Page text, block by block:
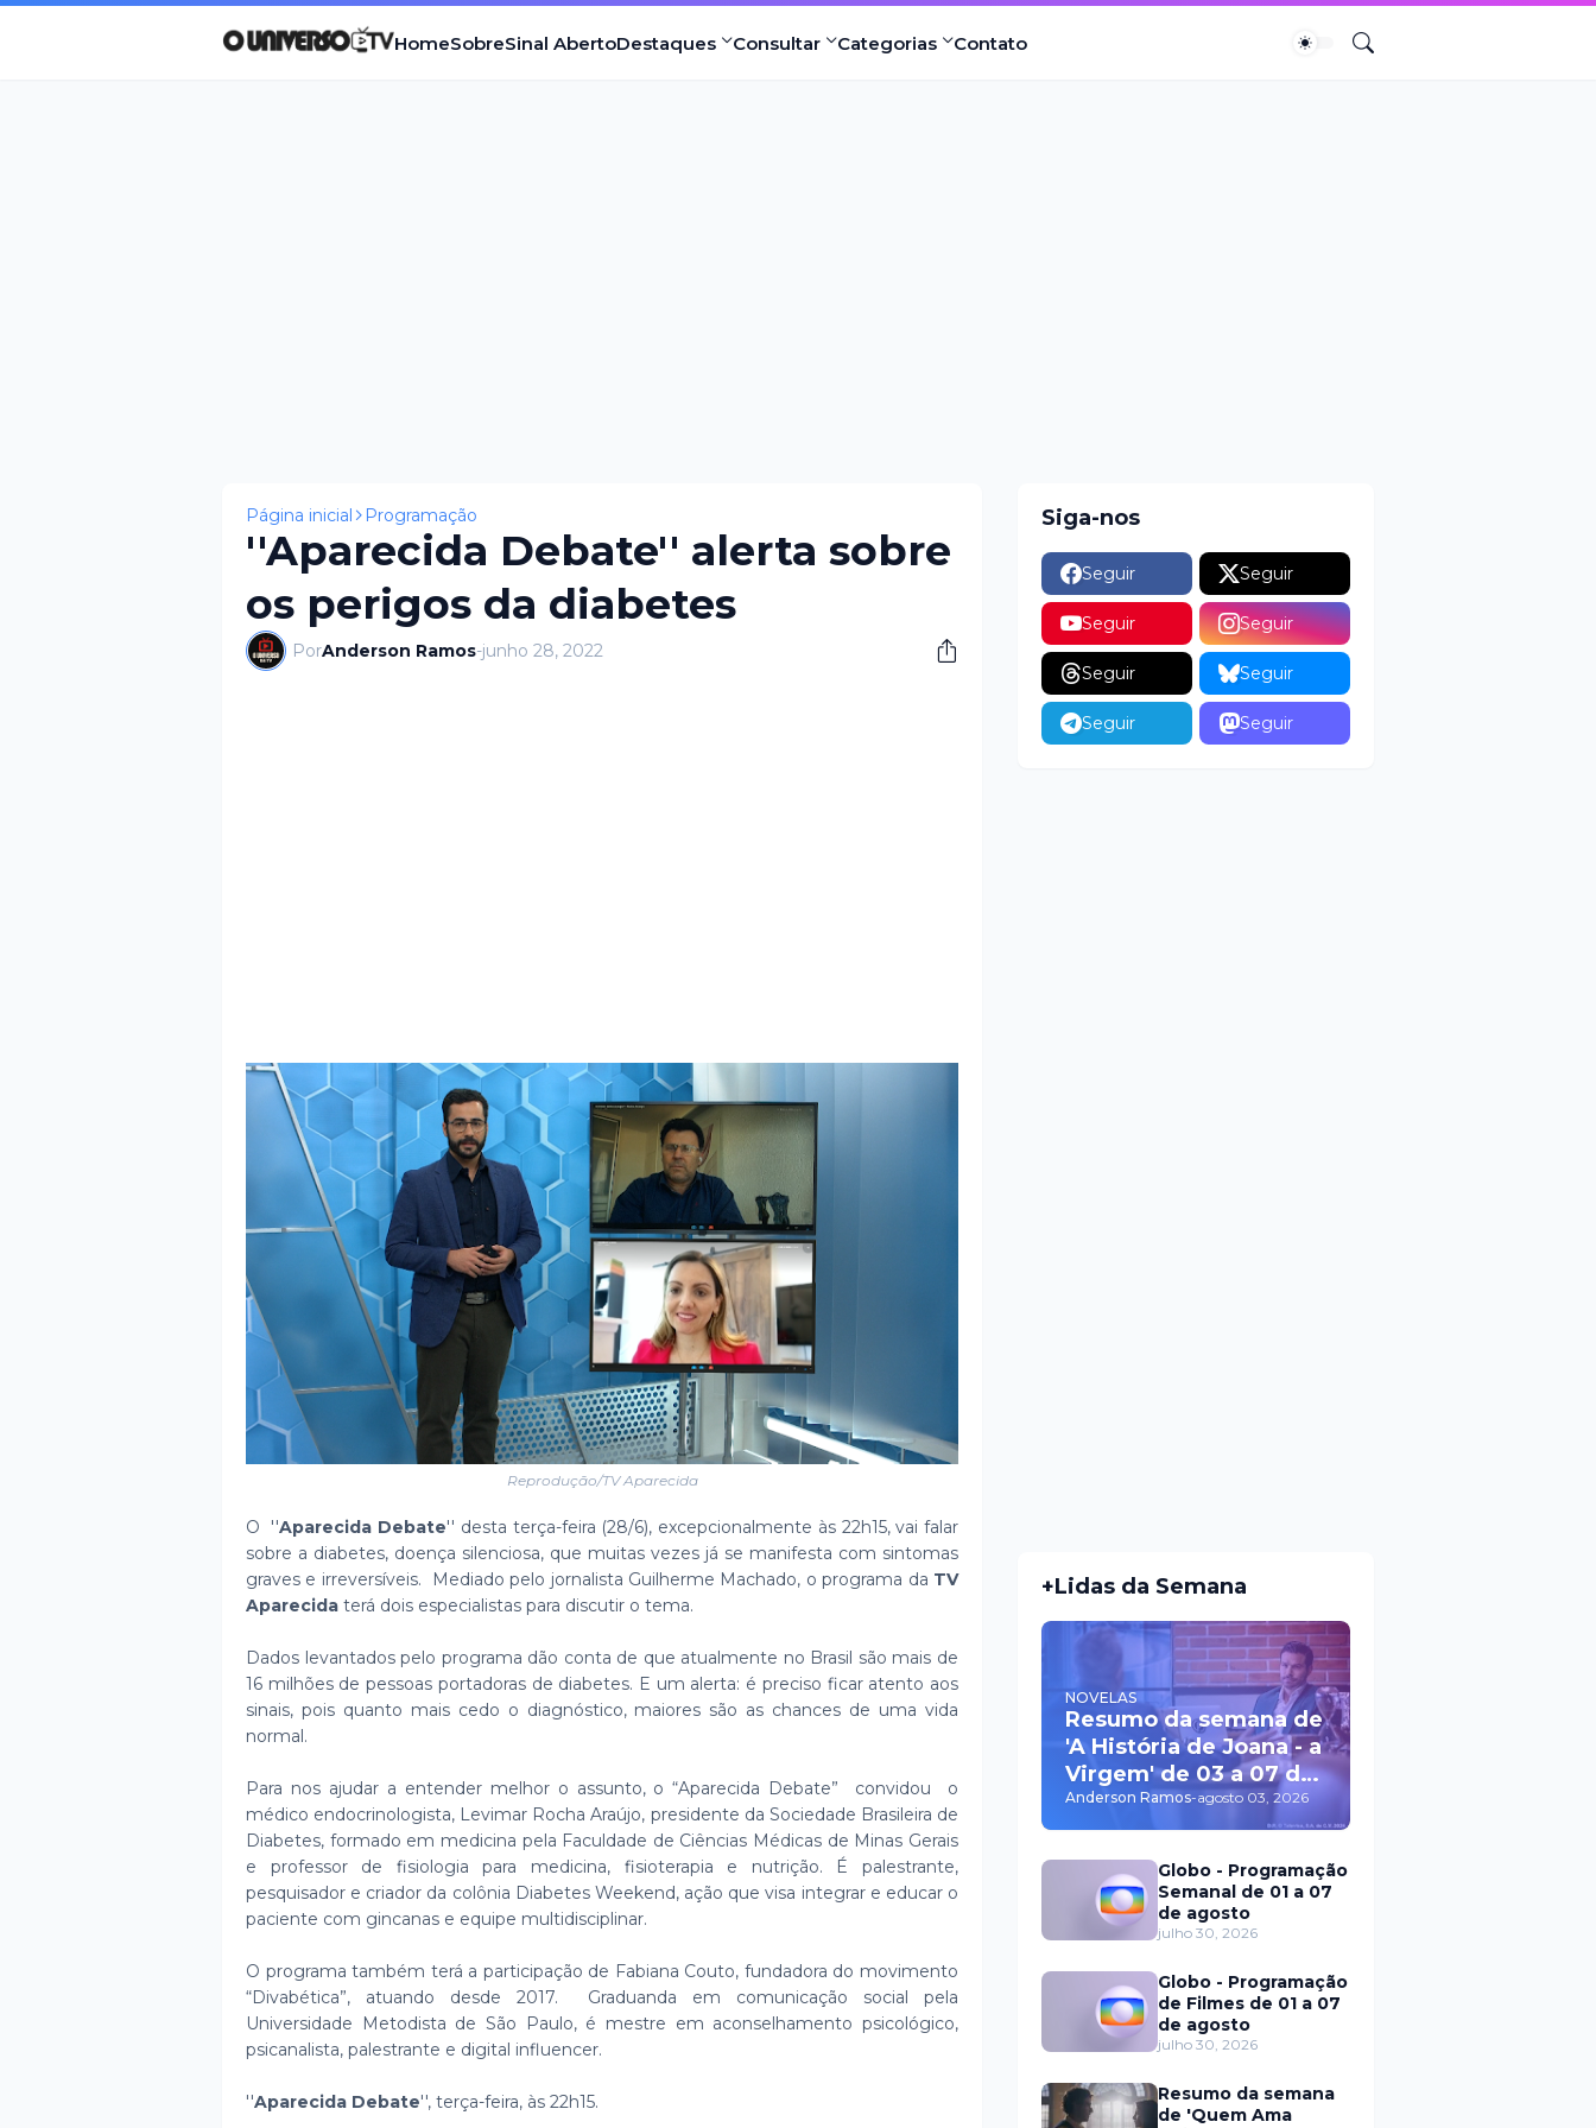
HomeSobreSinal AbertoDestaques Consultar Categorias Contato
Página inicial Programação
''Aparecida Debate'' alerta sobre
os perigos da diabetes
PorAnderson Ramos-junho 28, 2022
Reprodução/TV Aparecida
O ''Aparecida Debate'' desta terça-feira (28/6), excepcionalmente às 22h15, vai falar
sobre a diabetes, doença silenciosa, que muitas vezes já se manifesta com sintomas
graves e irreversíveis. Mediado pelo jornalista Guilherme Machado, o programa da TV
Aparecida terá dois especialistas para discutir o tema.
Dados levantados pelo programa dão conta de que atualmente no Brasil são mais de
16 milhões de pessoas portadoras de diabetes. E um alerta: é preciso ficar atento aos
sinais, pois quanto mais cedo o diagnóstico, maiores são as chances de uma vida
normal.
Para nos ajudar a entender melhor o assunto, o “Aparecida Debate” convidou o
médico endocrinologista, Levimar Rocha Araújo, presidente da Sociedade Brasileira de
Diabetes, formado em medicina pela Faculdade de Ciências Médicas de Minas Gerais
e professor de fisiologia para medicina, fisioterapia e nutrição. É palestrante,
pesquisador e criador da colônia Diabetes Weekend, ação que visa integrar e educar o
paciente com gincanas e equipe multidisciplinar.
O programa também terá a participação de Fabiana Couto, fundadora do movimento
“Divabética”, atuando desde 2017. Graduanda em comunicação social pela
Universidade Metodista de São Paulo, é mestre em aconselhamento psicológico,
psicanalista, palestrante e digital influencer.
''Aparecida Debate'', terça-feira, às 22h15.
Siga-nos
Seguir Seguir
Seguir Seguir
Seguir Seguir
Seguir Seguir
+Lidas da Semana
NOVELAS
Resumo da semana de
'A História de Joana - a
Virgem' de 03 a 07 de
agosto
Anderson Ramos-agosto 03, 2026
Globo - Programação
Semanal de 01 a 07
de agosto
julho 30, 2026
Globo - Programação
de Filmes de 01 a 07
de agosto
julho 30, 2026
Resumo da semana
de 'Quem Ama